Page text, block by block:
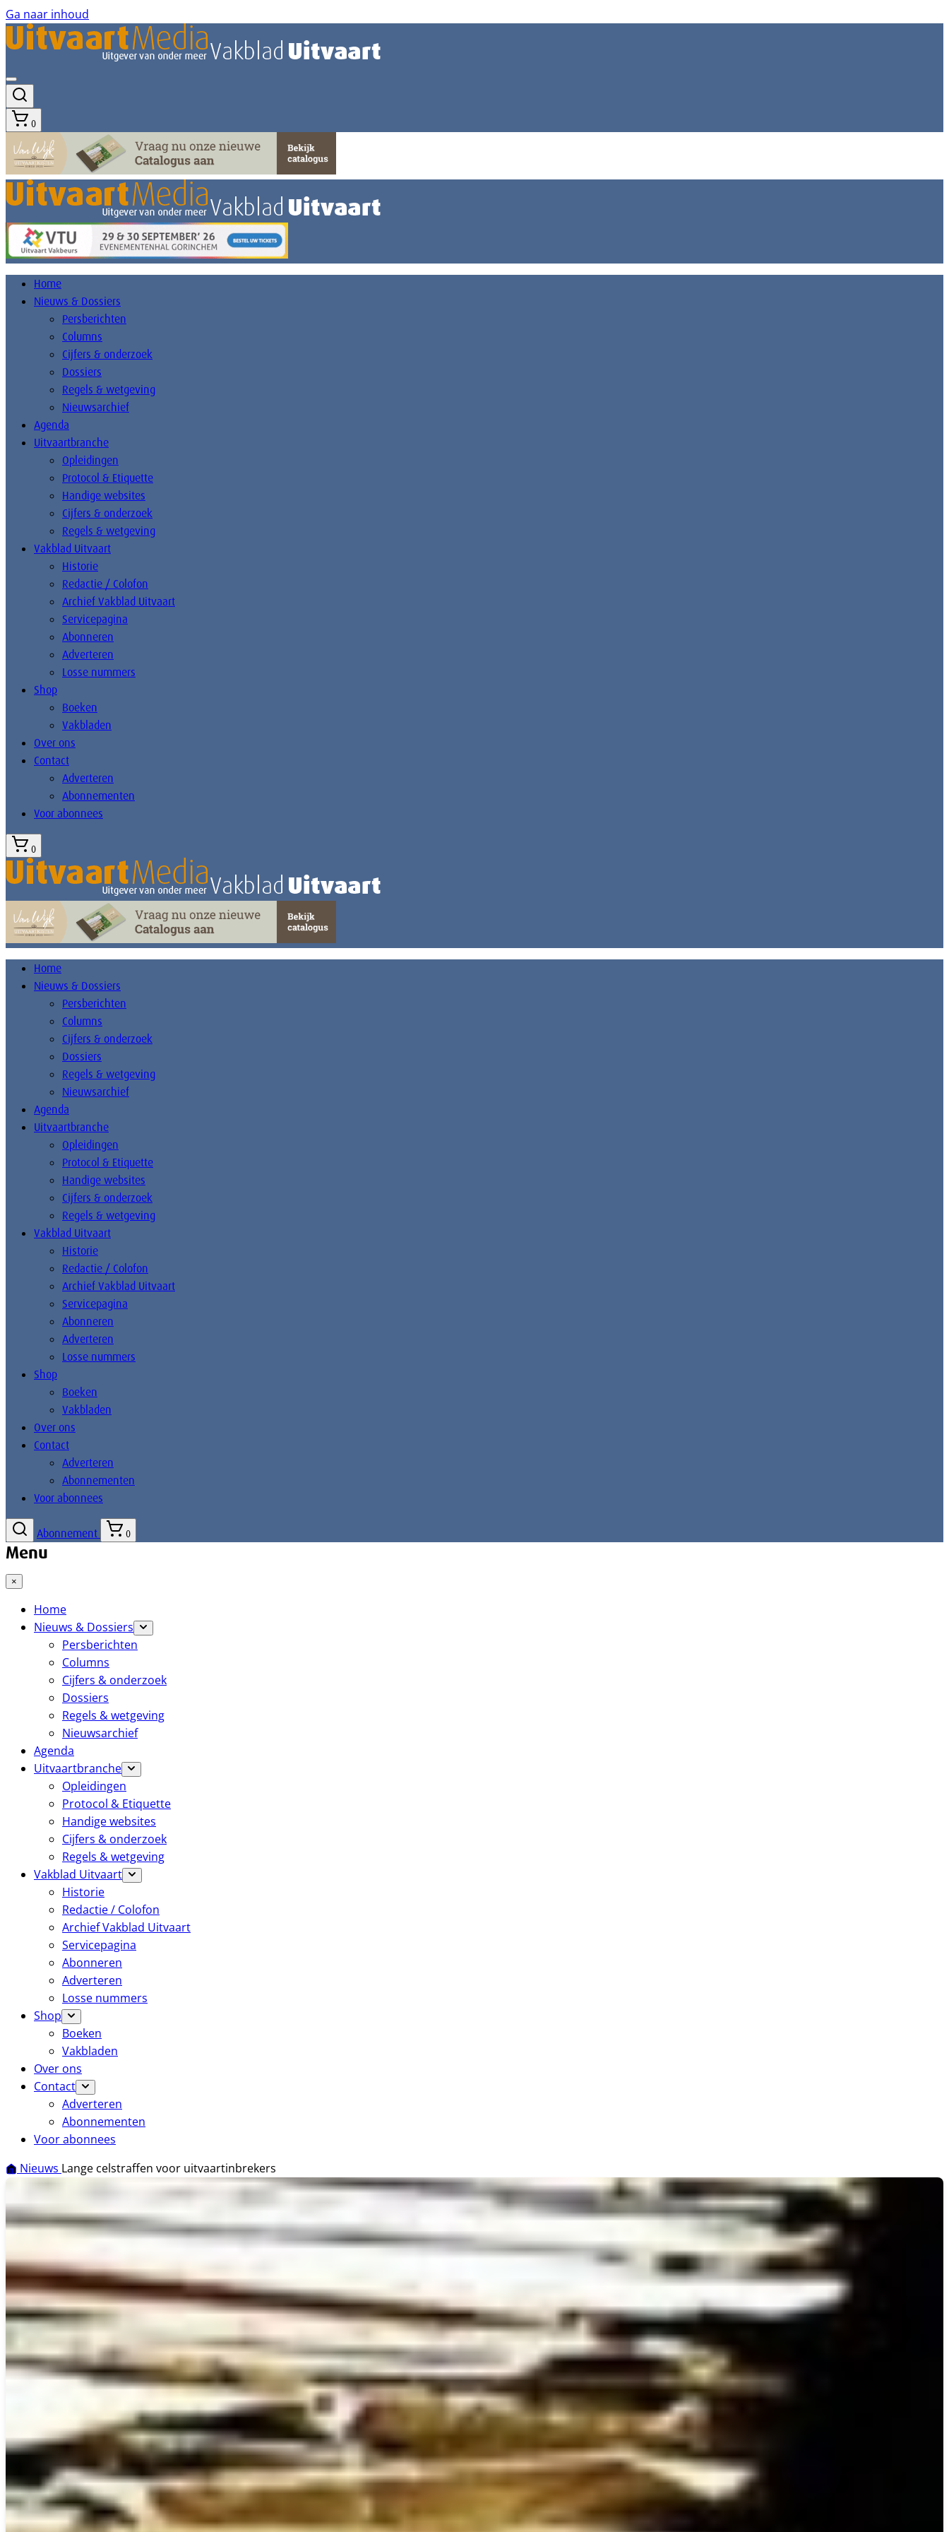
Ga naar inhoud
0
Home
Nieuws & Dossiers
Persberichten
Columns
Cijfers & onderzoek
Dossiers
Regels & wetgeving
Nieuwsarchief
Agenda
Uitvaartbranche
Opleidingen
Protocol & Etiquette
Handige websites
Cijfers & onderzoek
Regels & wetgeving
Vakblad Uitvaart
Historie
Redactie / Colofon
Archief Vakblad Uitvaart
Servicepagina
Abonneren
Adverteren
Losse nummers
Shop
Boeken
Vakbladen
Over ons
Contact
Adverteren
Abonnementen
Voor abonnees
0
Home
Nieuws & Dossiers
Persberichten
Columns
Cijfers & onderzoek
Dossiers
Regels & wetgeving
Nieuwsarchief
Agenda
Uitvaartbranche
Opleidingen
Protocol & Etiquette
Handige websites
Cijfers & onderzoek
Regels & wetgeving
Vakblad Uitvaart
Historie
Redactie / Colofon
Archief Vakblad Uitvaart
Servicepagina
Abonneren
Adverteren
Losse nummers
Shop
Boeken
Vakbladen
Over ons
Contact
Adverteren
Abonnementen
Voor abonnees
Abonnement 0
Menu
×
Home
Nieuws & Dossiers
Persberichten
Columns
Cijfers & onderzoek
Dossiers
Regels & wetgeving
Nieuwsarchief
Agenda
Uitvaartbranche
Opleidingen
Protocol & Etiquette
Handige websites
Cijfers & onderzoek
Regels & wetgeving
Vakblad Uitvaart
Historie
Redactie / Colofon
Archief Vakblad Uitvaart
Servicepagina
Abonneren
Adverteren
Losse nummers
Shop
Boeken
Vakbladen
Over ons
Contact
Adverteren
Abonnementen
Voor abonnees
Nieuws Lange celstraffen voor uitvaartinbrekers